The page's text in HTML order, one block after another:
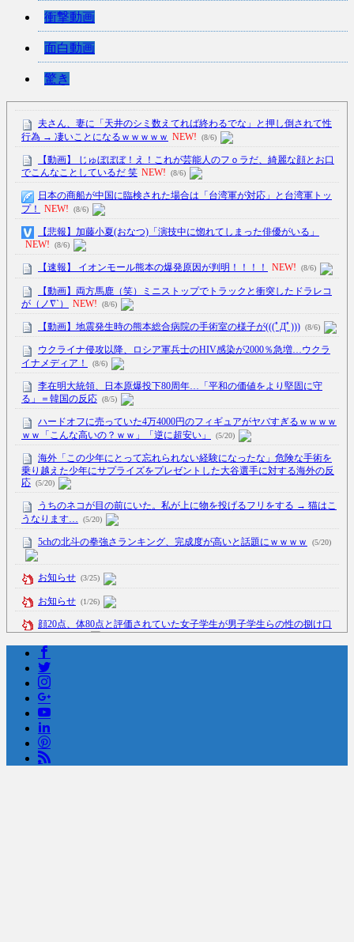
衝撃動画
面白動画
驚き
夫さん、妻に「天井のシミ数えてれば終わるでな」と押し倒されて性
行為 → 凄いことになるｗｗｗｗｗ NEW! (8/6)
【動画】 じゅぼぼぼ！え！これが芸能人のフｏラだ、綺麗な顔とお口
でこんなことしているだ 笑 NEW! (8/6)
日本の商船が中国に臨検された場合は「台湾軍が対応」と台湾軍トッ
プ！
NEW! (8/6)
【悲報】加藤小夏(おなつ)「演技中に惚れてしまった俳優がいる」
NEW!
(8/6)
【速報】 イオンモール熊本の爆発原因が判明！！！！ NEW! (8/6)
【動画】両方馬鹿（笑）ミニストップでトラックと衝突したドラレコ
が（ノ∇`）
NEW! (8/6)
【動画】地震発生時の熊本総合病院の手術室の様子が(((ﾟДﾟ))) (8/6)
ウクライナ侵攻以降、ロシア軍兵士のHIV感染が2000％急増…ウクラ
イナメディア！
(8/6)
李在明大統領、日本原爆投下80周年…「平和の価値をより堅固に守
る」＝韓国の反応 (8/5)
ハードオフに売っていた4万4000円のフィギュアがヤバすぎるｗｗｗｗ
ｗｗ「こんな高いの？ｗｗ」「逆に超安い」
(5/20)
海外「この少年にとって忘れられない経験になったな」危険な手術を
乗り越えた少年にサプライズをプレゼントした大谷選手に対する海外の反
応 (5/20)
うちのネコが目の前にいた。私が上に物を投げるフリをする → 猫はこ
うなります…
(5/20)
5chの北斗の拳強さランキング、完成度が高いと話題にｗｗｗｗ (5/20)
お知らせ (3/25)
お知らせ (1/26)
顔20点、体80点と評価されていた女子学生が男子学生らの性の捌け口
【中国】処理水の問題化狙うも不発？ASEAN関連会合で賛同広がらず
(7/13)
Powered by livedoor 相互RSS